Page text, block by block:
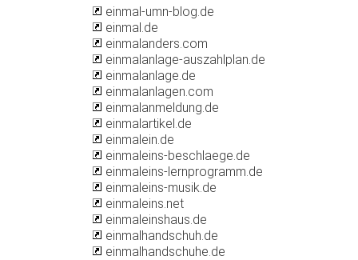
einmal-umn-blog.de
einmal.de
einmalanders.com
einmalanlage-auszahlplan.de
einmalanlage.de
einmalanlagen.com
einmalanmeldung.de
einmalartikel.de
einmalein.de
einmaleins-beschlaege.de
einmaleins-lernprogramm.de
einmaleins-musik.de
einmaleins.net
einmaleinshaus.de
einmalhandschuh.de
einmalhandschuhe.de